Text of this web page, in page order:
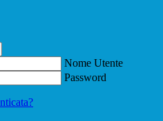
Nome Utente
Password